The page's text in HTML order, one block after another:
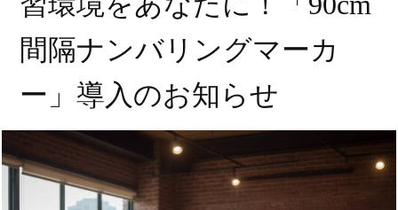
間隔ナンバリングマーカ
ー」導入のお知らせ